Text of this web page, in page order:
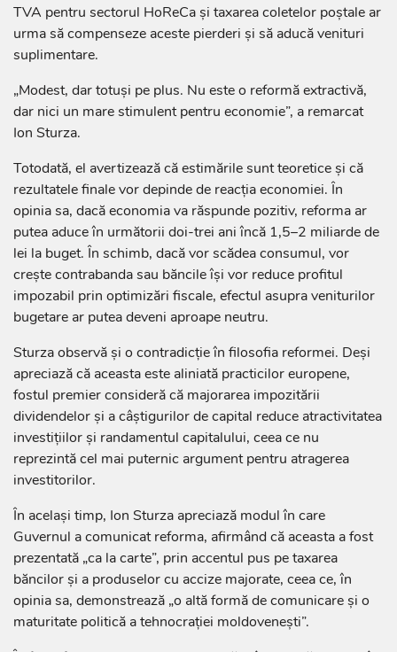
TVA pentru sectorul HoReCa și taxarea coletelor poștale ar
urma să compenseze aceste pierderi și să aducă venituri
suplimentare.
„Modest, dar totuși pe plus. Nu este o reformă extractivă,
dar nici un mare stimulent pentru economie”, a remarcat
Ion Sturza.
Totodată, el avertizează că estimările sunt teoretice și că
rezultatele finale vor depinde de reacția economiei. În
opinia sa, dacă economia va răspunde pozitiv, reforma ar
putea aduce în următorii doi-trei ani încă 1,5–2 miliarde de
lei la buget. În schimb, dacă vor scădea consumul, vor
crește contrabanda sau băncile își vor reduce profitul
impozabil prin optimizări fiscale, efectul asupra veniturilor
bugetare ar putea deveni aproape neutru.
Sturza observă și o contradicție în filosofia reformei. Deși
apreciază că aceasta este aliniată practicilor europene,
fostul premier consideră că majorarea impozitării
dividendelor și a câștigurilor de capital reduce atractivitatea
investițiilor și randamentul capitalului, ceea ce nu
reprezintă cel mai puternic argument pentru atragerea
investitorilor.
În același timp, Ion Sturza apreciază modul în care
Guvernul a comunicat reforma, afirmând că aceasta a fost
prezentată „ca la carte”, prin accentul pus pe taxarea
băncilor și a produselor cu accize majorate, ceea ce, în
opinia sa, demonstrează „o altă formă de comunicare și o
maturitate politică a tehnocrației moldovenești”.